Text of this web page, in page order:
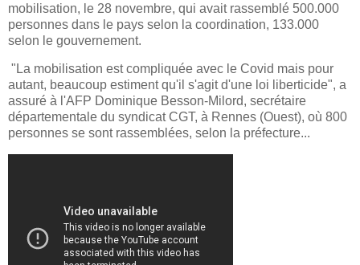
mobilisation, le 28 novembre, qui avait rassemblé 500.000
personnes dans le pays selon la coordination, 133.000
selon le gouvernement.
"La mobilisation est compliquée avec le Covid mais pour
autant, beaucoup estiment qu'il s'agit d'une loi liberticide", a
assuré à l'AFP Dominique Besson-Milord, secrétaire
départementale du syndicat CGT, à Rennes (Ouest), où 800
personnes se sont rassemblées, selon la préfecture...